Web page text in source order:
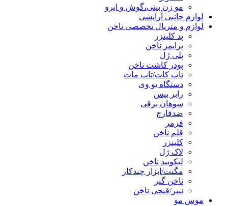
مو زن بینی،گوش و ابرو
لوازم جانبی آرایشی
لوازم و متریال تخصصی ناخن
پد کلینزر
پرایمر ناخن
پلی ژل
پودر کاشت ناخن
تاپ کات/تاپ مات
دستگاه یو وی
رابر بیس
سوهان برقی
ضدقارچ
فرمر
قلم ناخن
کلینزر
لاک ژل
لیکوييد ناخن
مگنت/ابزار چندکار
ناخن گیر
نیپر/قیچی ناخن
موس مو